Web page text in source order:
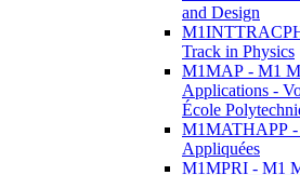
and Design
Track in Physics
M1MAP - M1
Applications -
École
M1MATHAPP -
Appliquées
M1MPRI - M1